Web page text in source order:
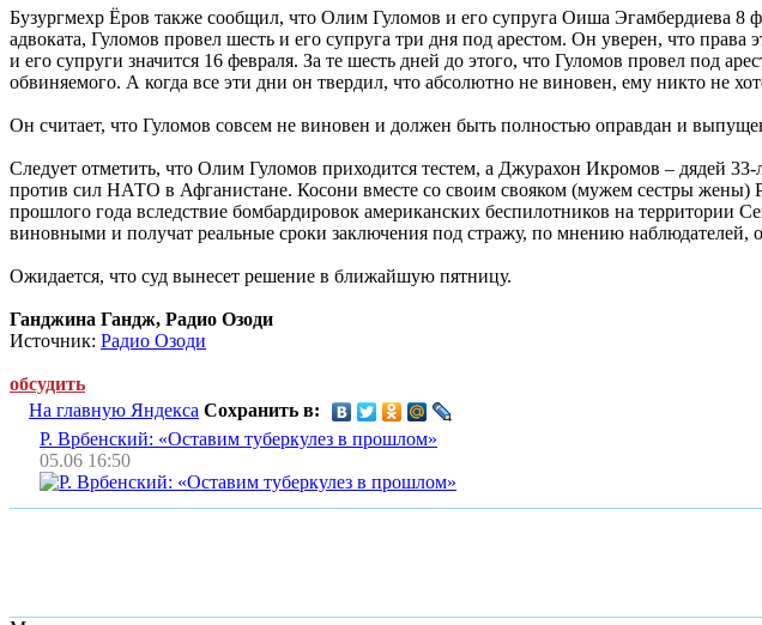
Бузургмехр Ёров также сообщил, что Олим Гуломов и его супруга Оиша Эгамбердиева 8
адвоката, Гуломов провел шесть и его супруга три дня под арестом. Он уверен, что
и его супруги значится 16 февраля. За те шесть дней до этого, что Гуломов провел под
обвиняемого. А когда все эти дни он твердил, что абсолютно не виновен, ему никто не
Он считает, что Гуломов совсем не виновен и должен быть полностью оправдан и
Следует отметить, что Олим Гуломов приходится тестем, а Джурахон Икромов – дядей
против сил НАТО в Афганистане. Косони вместе со своим свояком (мужем сестры
прошлого года вследствие бомбардировок американских беспилотников на
виновными и получат реальные сроки заключения под стражу, по мнению
Ожидается, что суд вынесет решение в ближайшую пятницу.
Ганджина Гандж, Радио Озоди
Источник: Радио Озоди
обсудить
На главную Яндекса Сохранить в:
Р. Врбенский: «Оставим туберкулез в прошлом»
05.06 16:50